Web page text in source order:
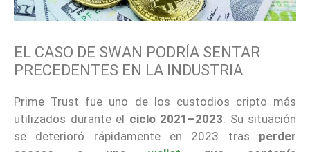
EL CASO DE SWAN PODRÍA SENTAR
PRECEDENTES EN LA INDUSTRIA
Prime Trust fue uno de los custodios cripto más
utilizados durante el ciclo 2021–2023. Su situación
se deterioró rápidamente en 2023 tras perder